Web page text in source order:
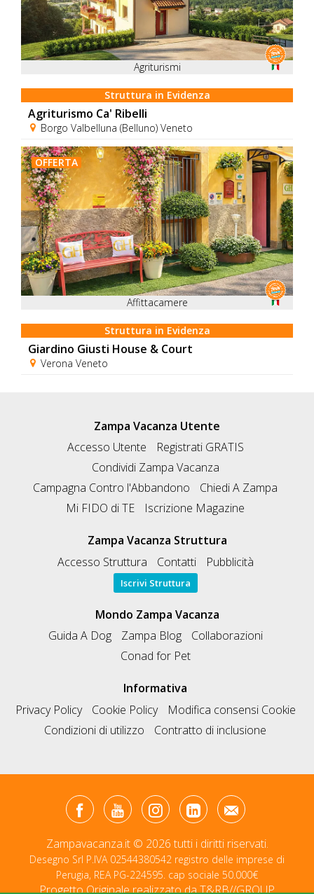
Agriturismi
Struttura in Evidenza
Agriturismo Ca' Ribelli
Borgo Valbelluna (Belluno) Veneto
OFFERTA
Affittacamere
Struttura in Evidenza
Giardino Giusti House & Court
Verona Veneto
Zampa Vacanza Utente
Accesso Utente
Registrati GRATIS
Condividi Zampa Vacanza
Campagna Contro l'Abbandono
Chiedi A Zampa
Mi FIDO di TE
Iscrizione Magazine
Zampa Vacanza Struttura
Accesso Struttura
Contatti Pubblicità
Iscrivi Struttura
Mondo Zampa Vacanza
Guida A Dog
Zampa Blog
Collaborazioni
Conad for Pet
Informativa
Privacy Policy
Cookie Policy
Modifica consensi Cookie
Condizioni di utilizzo
Contratto di inclusione
Zampavacanza.it © 2026 tutti i diritti riservati.
Desegno Srl P.IVA 02544380542 registro delle imprese di
Perugia, REA PG-224595. cap sociale 50.000€
Progetto Originale realizzato daT&RB//GROUP